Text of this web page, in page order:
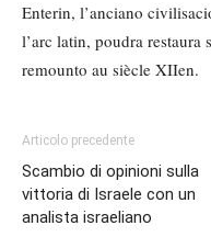
Enterin, l’anciano
l’arc latin, poudra restaura
remounto au siècle XIIen.
Articolo precedente
Scambio di opinioni sulla
vittoria di Israele con un
analista israeliano